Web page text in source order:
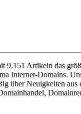
9.151 Artikeln das
Internet-Domains.
über Neuigkeiten aus